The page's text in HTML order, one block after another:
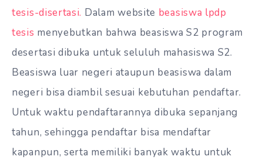
tesis-disertasi. Dalam website beasiswa lpdp
tesis menyebutkan bahwa beasiswa S2 program
desertasi dibuka untuk seluluh mahasiswa S2.
Beasiswa luar negeri ataupun beasiswa dalam
negeri bisa diambil sesuai kebutuhan pendaftar.
Untuk waktu pendaftarannya dibuka sepanjang
tahun, sehingga pendaftar bisa mendaftar
kapanpun, serta memiliki banyak waktu untuk